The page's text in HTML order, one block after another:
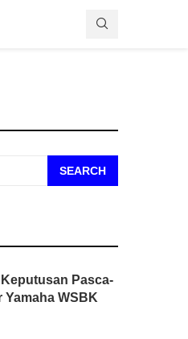
SEARCH
Pasca-
Yamaha WSBK